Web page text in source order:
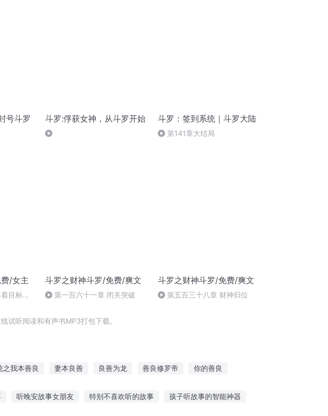
号斗罗 斗罗:俘获女神，从斗罗开始 斗罗：签到系统｜斗罗大陆
第141章大结局
/女主
目标前
斗罗之财神斗罗/免费/爽文
第一百六十一章 闭关突破
斗罗之财神斗罗/免费/爽文
第五百三十八章 财神归位
试听阅读和有声书MP3打包下载。
之我本善良 妻本良善 良善为龙 善良修罗帝 你的善良
听晚安故事女朋友 特别不喜欢听的故事 孩子听故事的智能神器